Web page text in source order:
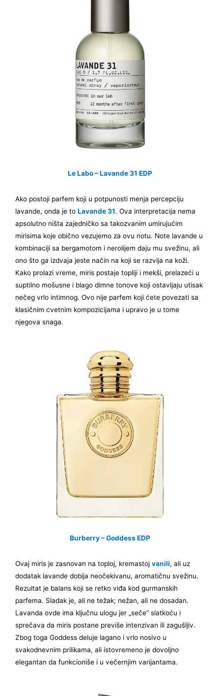
Le Labo – Lavande 31 EDP
Ako postoji parfem koji u potpunosti menja percepciju
lavande, onda je toLavande 31. Ova interpretacija nema
apsolutno ništa zajedničko sa takozvanim umirujućim
mirisima koje obično vezujemo za ovu notu. Note lavande u
kombinaciji sa bergamotom i nerolijem daju mu svežinu, ali
ono što ga izdvaja jeste način na koji se razvija na koži.
Kako prolazi vreme, miris postaje topliji i mekši, prelazeći u
suptilno mošusne i blago dimne tonove koji ostavljaju utisak
nečeg vrlo intimnog. Ovo nije parfem koji ćete povezati sa
klasičnim cvetnim kompozicijama i upravo je u tome
njegova snaga.
Burberry – Goddess EDP
Ovaj miris je zasnovan na toploj, kremastojvanili, ali uz
dodatak lavande dobija neočekivanu, aromatičnu svežinu.
Rezultat je balans koji se retko viđa kod gurmanskih
parfema. Sladak je, ali ne težak; nežan, ali ne dosadan.
Lavanda ovde ima ključnu ulogu jer „seče“ slatkoću i
sprečava da miris postane previše intenzivan ili zagušljiv.
Zbog toga Goddess deluje lagano i vrlo nosivo u
svakodnevnim prilikama, ali istovremeno je dovoljno
elegantan da funkcioniše i u večernjim varijantama.